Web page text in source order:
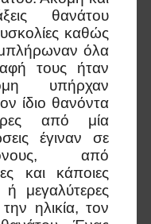
θανάτου
καθώς
όλα
τους ήταν
υπήρχαν
ίδιο θανόντα
από μία
έγιναν σε
από
και κάποιες
μεγαλύτερες
ηλικία, τον